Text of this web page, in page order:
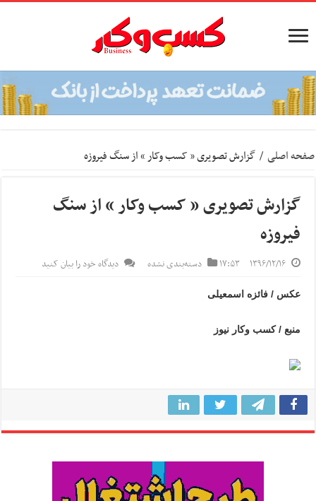
صفحه اصلی / گزارش تصویری « کسب وکار » از سنگ فیروزه
گزارش تصویری « کسب وکار » از سنگ
فیروزه
۱۳۹۶/۱۲/۱۶ ۱۷:۵۳ دسته‌بندی نشده دیدگاه خود را بیان کنید
عکس / فائزه اسمعیلی
منبع / کسب وکار نیوز